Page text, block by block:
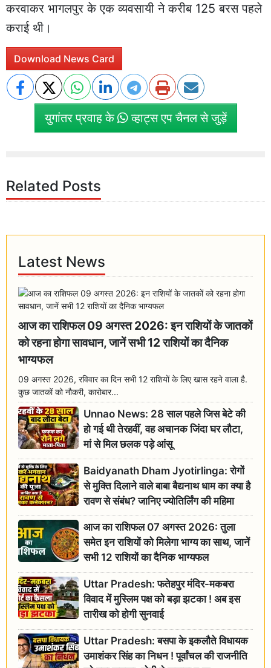
करवाकर भागलपुर के एक व्यवसायी ने करीब 125 बरस पहले
कराई थी।
Download News Card
युगांतर प्रवाह के व्हाट्स एप चैनल से जुड़ें
Related Posts
Latest News
आज का राशिफल 09 अगस्त 2026: इन राशियों के जातकों
को रहना होगा सावधान, जानें सभी 12 राशियों का दैनिक
भाग्यफल
09 अगस्त 2026, रविवार का दिन सभी 12 राशियों के लिए खास रहने वाला है.
कुछ जातकों को नौकरी, कारोबार...
Unnao News: 28 साल पहले जिस बेटे की
हो गई थी तेरहवीं, वह अचानक जिंदा घर लौटा,
मां से मिल छलक पड़े आंसू
Baidyanath Dham Jyotirlinga: रोगों
से मुक्ति दिलाने वाले बाबा बैद्यनाथ धाम का क्या है
रावण से संबंध? जानिए ज्योतिर्लिंग की महिमा
आज का राशिफल 07 अगस्त 2026: तुला
समेत इन राशियों को मिलेगा भाग्य का साथ, जानें
सभी 12 राशियों का दैनिक भाग्यफल
Uttar Pradesh: फतेहपुर मंदिर-मकबरा
विवाद में मुस्लिम पक्ष को बड़ा झटका ! अब इस
तारीख को होगी सुनवाई
Uttar Pradesh: बसपा के इकलौते विधायक
उमाशंकर सिंह का निधन ! पूर्वांचल की राजनीति